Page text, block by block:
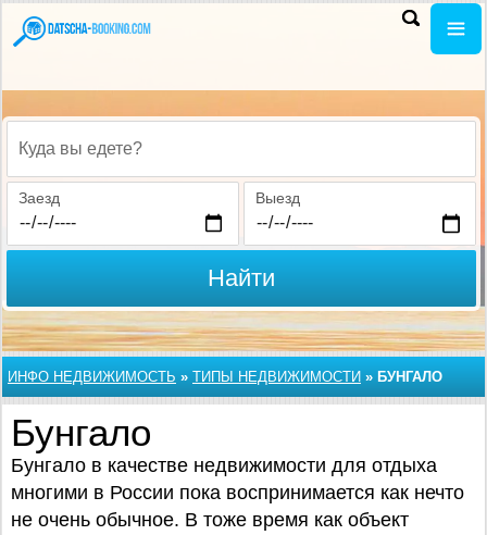
Куда вы едете?
Заезд Выезд
Найти
ИНФО НЕДВИЖИМОСТЬ » ТИПЫ НЕДВИЖИМОСТИ » БУНГАЛО
Бунгало
Бунгало в качестве недвижимости для отдыха
многими в России пока воспринимается как нечто
не очень обычное. В тоже время как объект